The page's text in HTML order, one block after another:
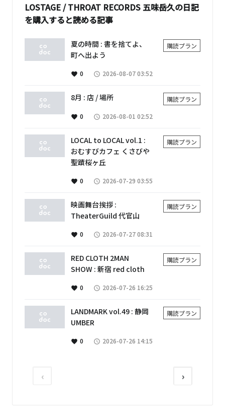
LOSTAGE / THROAT RECORDS 五味岳久の日記
を購入すると読める記事
夏の時間 : 書を捨てよ、
町へ出よう
購読プラン
favorite 0 access_time 2026-08-07 03:52
8月 : 店 / 場所 購読プラン
favorite 0 access_time 2026-08-01 02:52
LOCAL to LOCAL vol.1 :
おむすびカフェ くさびや
聖蹟桜ヶ丘
購読プラン
favorite 0 access_time 2026-07-29 03:55
映画舞台挨拶 :
TheaterGuild 代官山
購読プラン
favorite 0 access_time 2026-07-27 08:31
RED CLOTH 2MAN
SHOW : 新宿 red cloth
購読プラン
favorite 0 access_time 2026-07-26 16:25
LANDMARK vol.49 : 静岡
UMBER
購読プラン
favorite 0 access_time 2026-07-26 14:15
‹ ›